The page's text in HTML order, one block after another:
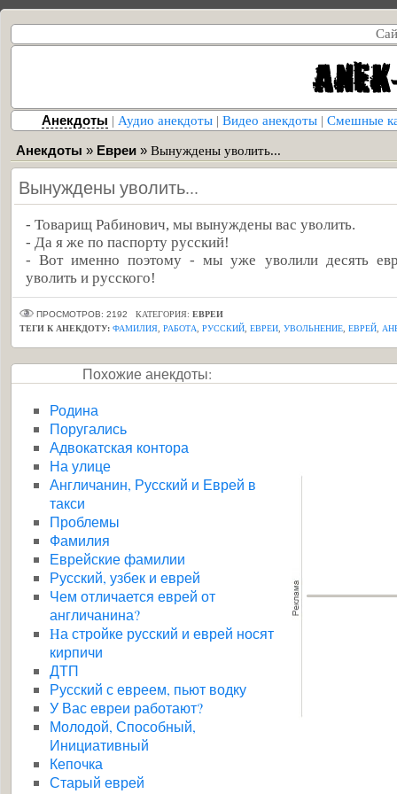
Анекдоты | Аудио анекдоты | Видео анекдоты | Смешные
Анекдоты » Евреи » Вынуждены уволить...
Вынуждены уволить...
- Товарищ Рабинович, мы вынуждены вас уволить.
- Да я же по паспорту русский!
- Вот именно поэтому - мы уже уволили десять
уволить и русского!
ПРОСМОТРОВ: 2192 КАТЕГОРИЯ: ЕВРЕИ
ТЕГИ К АНЕКДОТУ: ФАМИЛИЯ РАБОТА РУССКИЙ ЕВРЕИ УВОЛЬНЕНИЕ ЕВРЕЙ
Похожие анекдоты:
Родина
Поругались
Адвокатская контора
На улице
Англичанин, Русский и Еврей в
такси
Проблемы
Фамилия
Еврейские фамилии
Русский, узбек и еврей
Чем отличается еврей от
англичанина?
Hа стройке русский и еврей носят
кирпичи
ДТП
Русский с евреем, пьют водку
У Вас евреи работают?
Молодой, Способный,
Инициативный
Кепочка
Старый еврей